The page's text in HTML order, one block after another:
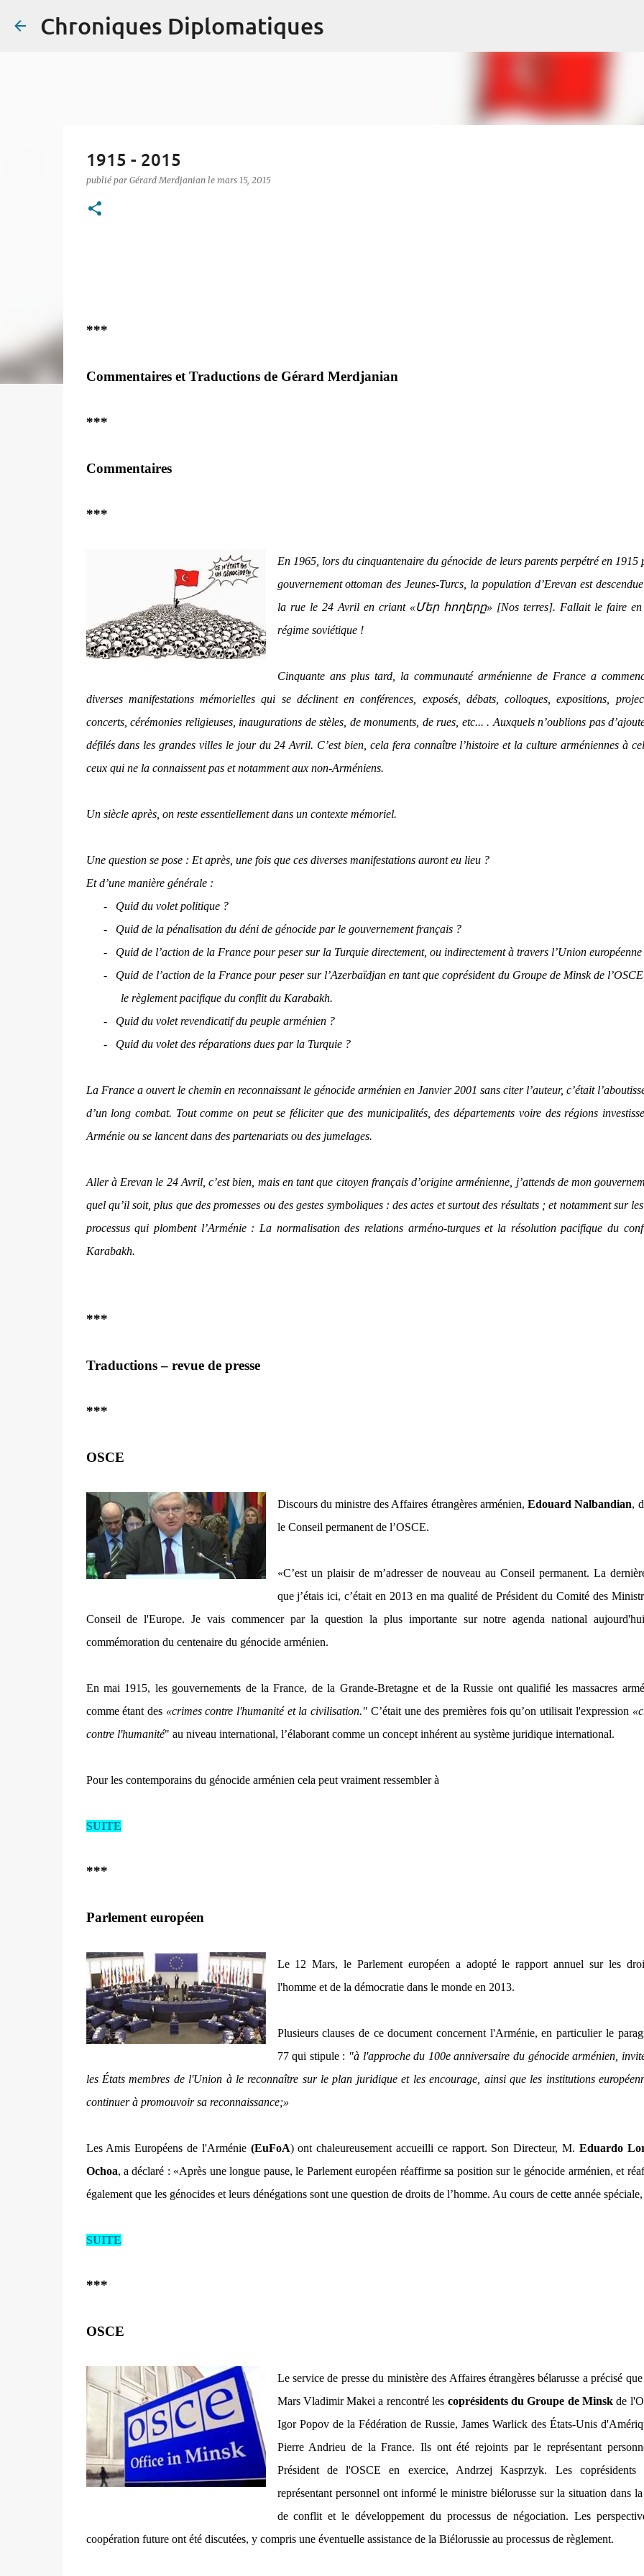
Chroniques Diplomatiques
1915 - 2015
publié par Gérard Merdjanian le mars 15, 2015
***
Commentaires et Traductions de Gérard Merdjanian
***
Commentaires
***
En 1965, lors du cinquantenaire du génocide de leurs parents perpétré en 1915
gouvernement ottoman des Jeunes-Turcs, la population d’Erevan est
la rue le 24 Avril en criant «Մեր հողերը» [Nos terres]. Fallait le faire en
régime soviétique !
Cinquante ans plus tard, la communauté arménienne de France a
diverses manifestations mémorielles qui se déclinent en conférences, exposés, débats, colloques, expositions,
concerts, cérémonies religieuses, inaugurations de stèles, de monuments, de rues, etc... . Auxquels n’oublions pas
défilés dans les grandes villes le jour du 24 Avril. C’est bien, cela fera connaître l’histoire et la culture arméniennes à
ceux qui ne la connaissent pas et notamment aux non-Arméniens.
Un siècle après, on reste essentiellement dans un contexte mémoriel.
Une question se pose : Et après, une fois que ces diverses manifestations auront eu lieu ?
Et d’une manière générale :
-
Quid du volet politique ?
-
Quid de la pénalisation du déni de génocide par le gouvernement français ?
-
Quid de l’action de la France pour peser sur la Turquie directement, ou indirectement à travers l’Union européenne
-
Quid de l’action de la France pour peser sur l’Azerbaïdjan en tant que coprésident du Groupe de Minsk de
le règlement pacifique du conflit du Karabakh.
-
Quid du volet revendicatif du peuple arménien ?
-
Quid du volet des réparations dues par la Turquie ?
La France a ouvert le chemin en reconnaissant le génocide arménien en Janvier 2001 sans citer l’auteur, c’était
d’un long combat. Tout comme on peut se féliciter que des municipalités, des départements voire des régions
Arménie ou se lancent dans des partenariats ou des jumelages.
Aller à Erevan le 24 Avril, c’est bien, mais en tant que citoyen français d’origine arménienne, j’attends de mon
quel qu’il soit, plus que des promesses ou des gestes symboliques : des actes et surtout des résultats ; et notamment sur
processus qui plombent l’Arménie : La normalisation des relations arméno-turques et la résolution pacifique du
Karabakh.
***
Traductions – revue de presse
***
OSCE
Discours du ministre des Affaires étrangères arménien,Edouard Nalbandian,
le Conseil permanent de l’OSCE.
«C’est un plaisir de m’adresser de nouveau au Conseil permanent. La
que j’étais ici, c’était en 2013 en ma qualité de Président du Comité des
Conseil de l'Europe. Je vais commencer par la question la plus importante sur notre agenda national
commémoration du centenaire du génocide arménien.
En mai 1915, les gouvernements de la France, de la Grande-Bretagne et de la Russie ont qualifié les massacres
comme étant des «crimes contre l'humanité et la civilisation." C’était une des premières fois qu’on utilisait l'expression
contre l'humanité" au niveau international, l’élaborant comme un concept inhérent au système juridique international.
Pour les contemporains du génocide arménien cela peut vraiment ressembler à
SUITE
***
Parlement européen
Le 12 Mars, le Parlement européen a adopté le rapport annuel sur les
l'homme et de la démocratie dans le monde en 2013.
Plusieurs clauses de ce document concernent l'Arménie, en particulier le
77 qui stipule : "à l'approche du 100e anniversaire du génocide arménien,
les États membres de l'Union à le reconnaître sur le plan juridique et les encourage, ainsi que les institutions
continuer à promouvoir sa reconnaissance;»
Les Amis Européens de l'Arménie (EuFoA) ont chaleureusement accueilli ce rapport. Son Directeur, M. Eduardo
Ochoa, a déclaré : «Après une longue pause, le Parlement européen réaffirme sa position sur le génocide arménien, et
également que les génocides et leurs dénégations sont une question de droits de l’homme. Au cours de cette année
SUITE
***
OSCE
Le service de presse du ministère des Affaires étrangères bélarusse a précisé
Mars Vladimir Makei a rencontré les coprésidents du Groupe de Minskde
Igor Popov de la Fédération de Russie, James Warlick des États-Unis
Pierre Andrieu de la France. Ils ont été rejoints par le représentant
Président de l'OSCE en exercice, Andrzej Kasprzyk. Les
représentant personnel ont informé le ministre biélorusse sur la situation dans
de conflit et le développement du processus de négociation. Les
coopération future ont été discutées, y compris une éventuelle assistance de la Biélorussie au processus de règlement.